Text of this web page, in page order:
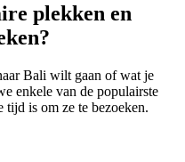
plekken en
Bali wilt gaan of wat je
enkele van de populairste
tijd is om ze te bezoeken.